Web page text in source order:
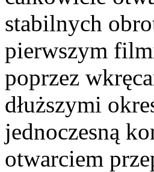
stabilnych
pierwszym
poprzez
dłuższymi
jednoczesną
otwarciem